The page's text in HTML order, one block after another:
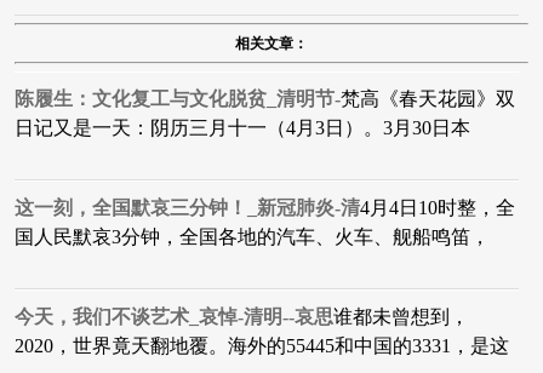
相关文章：
陈履生：文化复工与文化脱贫_清明节-梵高《春天花园》双
日记又是一天：阴历三月十一（4月3日）。3月30日本
这一刻，全国默哀三分钟！_新冠肺炎-清4月4日10时整，全
国人民默哀3分钟，全国各地的汽车、火车、舰船鸣笛，
今天，我们不谈艺术_哀悼-清明--哀思谁都未曾想到，
2020，世界竟天翻地覆。海外的55445和中国的3331，是这